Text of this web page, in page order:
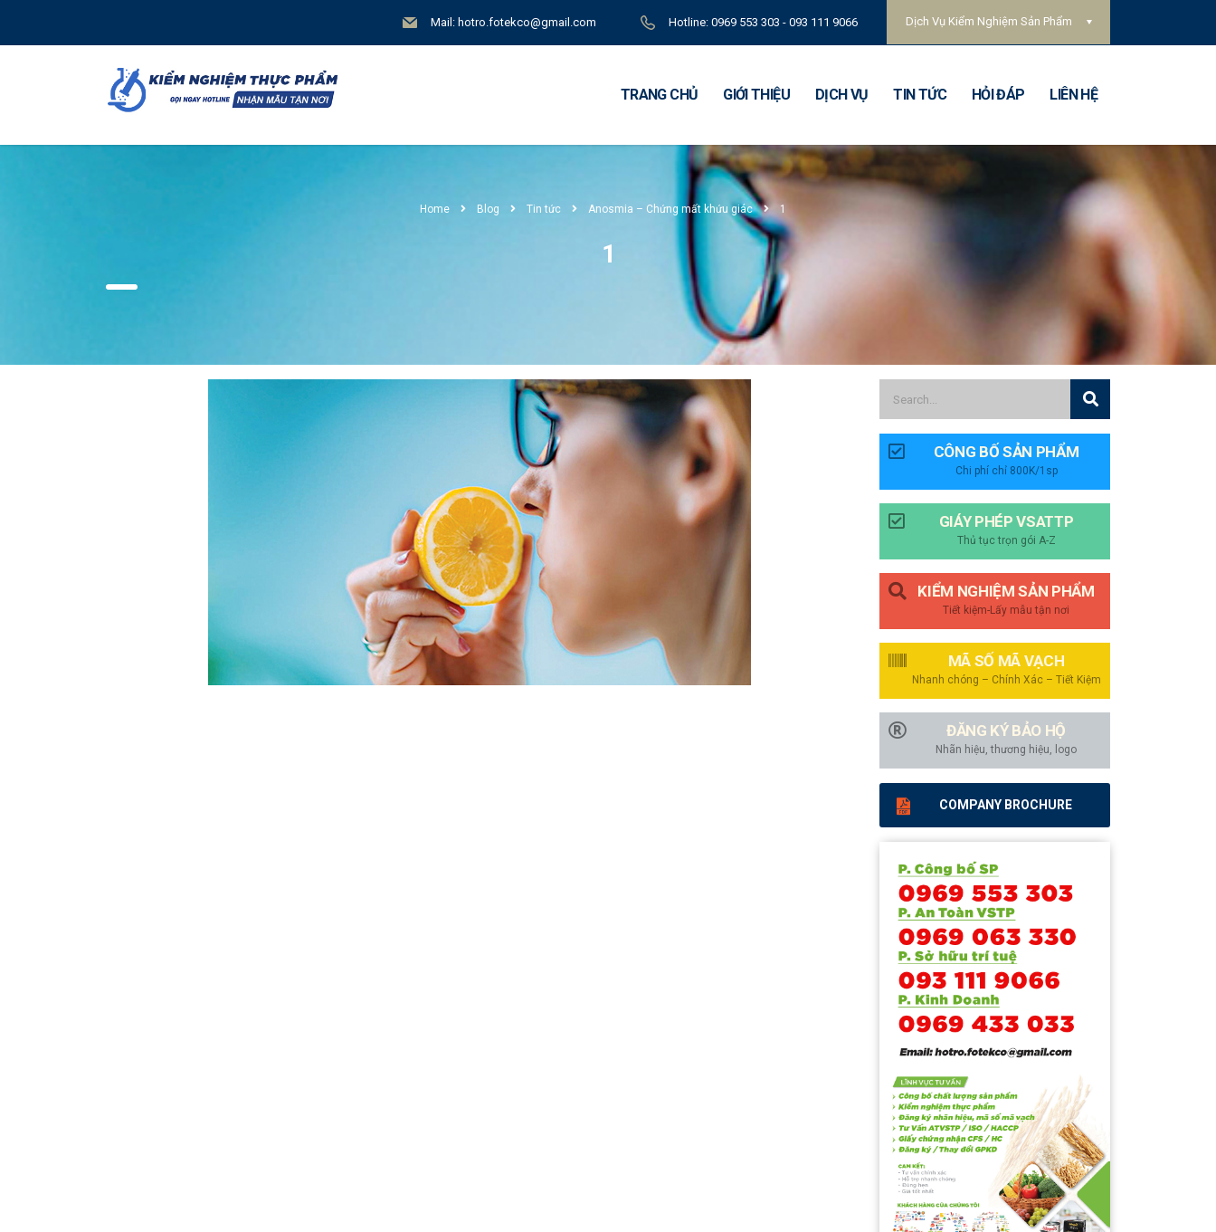
Dịch Vụ Kiểm Nghiệm Sản Phẩm
Mail: hotro.fotekco@gmail.com Hotline: 0969 553 303 - 093 111 9066
TRANG CHỦ GIỚI THIỆU DỊCH VỤ TIN TỨC HỎI ĐÁP LIÊN HỆ
Home Blog Tin tức Anosmia – Chứng mất khứu giác 1
1
CÔNG BỐ SẢN PHẨM
Chi phí chỉ 800K/1sp
GIÁY PHÉP VSATTP
Thủ tục trọn gói A-Z
KIỂM NGHIỆM SẢN PHẨM
Tiết kiệm-Lấy mẫu tận nơi
MÃ SỐ MÃ VẠCH
Nhanh chóng – Chính Xác – Tiết Kiệm
ĐĂNG KÝ BẢO HỘ
Nhãn hiệu, thương hiệu, logo
COMPANY BROCHURE